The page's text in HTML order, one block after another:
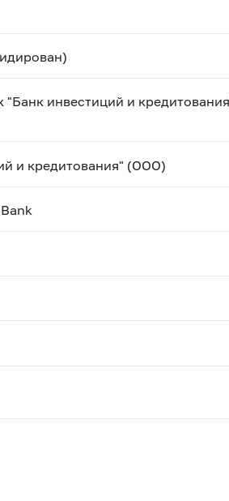
"Банк инвестиций и
и кредитования" (ООО)